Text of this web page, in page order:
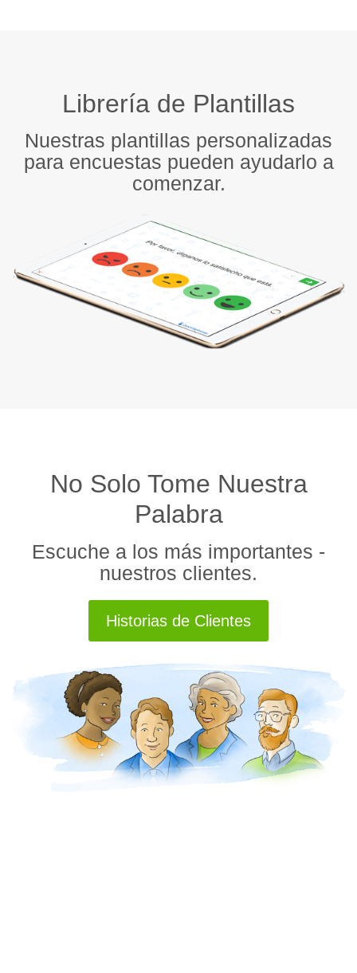
Librería de Plantillas
Nuestras plantillas personalizadas
para encuestas pueden ayudarlo a
comenzar.
No Solo Tome Nuestra
Palabra
Escuche a los más importantes -
nuestros clientes.
Historias de Clientes